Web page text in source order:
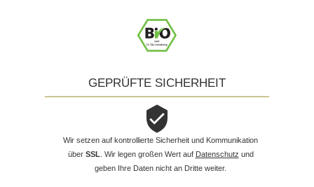
GEPRÜFTE SICHERHEIT
Wir setzen auf kontrollierte Sicherheit und Kommunikation
über SSL . Wir legen großen Wert auf Datenschutz und
geben Ihre Daten nicht an Dritte weiter.